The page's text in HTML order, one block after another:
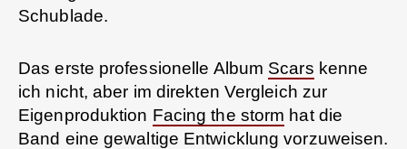
Schublade.
Das erste professionelle Album Scars kenne
ich nicht, aber im direkten Vergleich zur
Eigenproduktion Facing the storm hat die
Band eine gewaltige Entwicklung vorzuweisen.